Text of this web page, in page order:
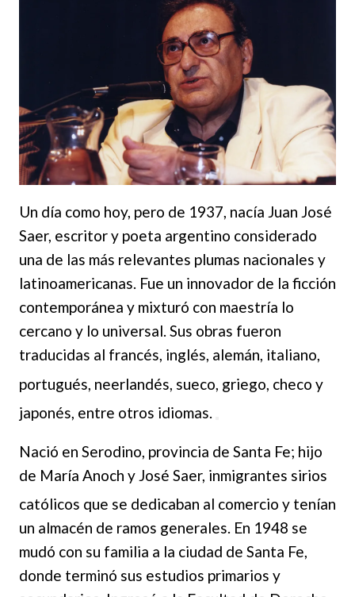
Un día como hoy, pero de 1937, nacía Juan José
Saer, escritor y poeta argentino considerado
una de las más relevantes plumas nacionales y
latinoamericanas. Fue un innovador de la ficción
contemporánea y mixturó con maestría lo
cercano y lo universal. Sus obras fueron
traducidas al francés, inglés, alemán, italiano,
portugués, neerlandés, sueco, griego, checo y
japonés, entre otros idiomas.
Nació en Serodino, provincia de Santa Fe; hijo
de María Anoch y José Saer, inmigrantes sirios
católicos que se dedicaban al comercio y tenían
un almacén de ramos generales. En 1948 se
mudó con su familia a la ciudad de Santa Fe,
donde terminó sus estudios primarios y